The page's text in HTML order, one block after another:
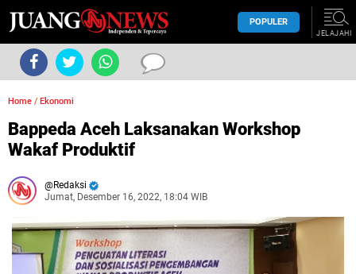
POPULER
JELAJAHI
Home / Ekonomi
Bappeda Aceh Laksanakan Workshop
Wakaf Produktif
Redaksi
Jumat, Desember 16, 2022, 18:04 WIB